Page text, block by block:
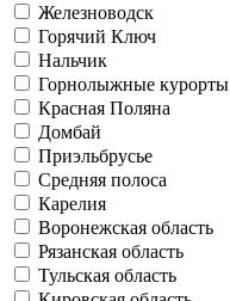
Железноводск
Горячий Ключ
Нальчик
Горнолыжные курорты
Красная Поляна
Домбай
Приэльбрусье
Средняя полоса
Карелия
Воронежская область
Рязанская область
Тульская область